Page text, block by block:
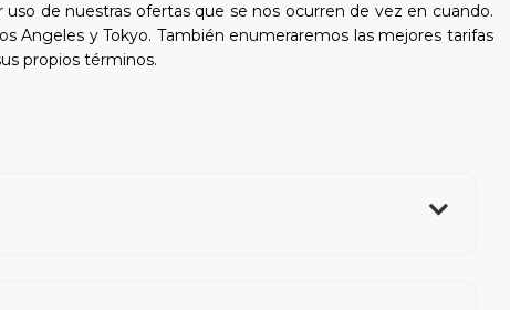
de nuestras ofertas que se nos ocurren de vez en cuando.
Angeles y Tokyo. También enumeraremos las mejores tarifas
propios términos.